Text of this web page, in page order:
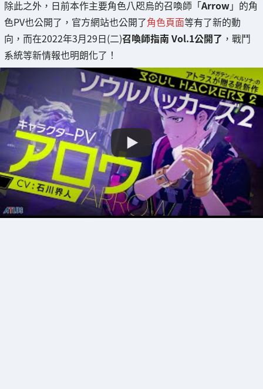
除此之外，日前本作主要角色八咫烏的召喚師「Arrow」的角
色PV也公開了，官方網站也公開了角色頁面等有了新的動
向，而在2022年3月29日(二)召喚師指南 Vol.1公開了 ，戰鬥
系統等新情報也明朗化了！